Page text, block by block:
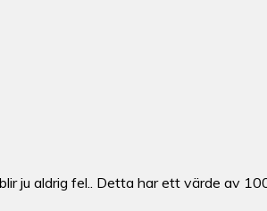
ju aldrig fel.. Detta har ett värde av